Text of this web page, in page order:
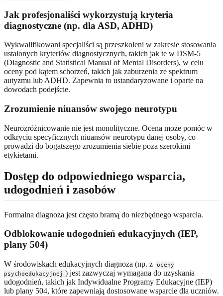
Jak profesjonaliści wykorzystują kryteria
diagnostyczne (np. dla ASD, ADHD)
Wykwalifikowani specjaliści są przeszkoleni w zakresie stosowania
ustalonych kryteriów diagnostycznych, takich jak te w DSM-5
(Diagnostic and Statistical Manual of Mental Disorders), w celu
oceny pod kątem schorzeń, takich jak zaburzenia ze spektrum
autyzmu lub ADHD. Zapewnia to ustandaryzowane i oparte na
dowodach podejście.
Zrozumienie niuansów swojego neurotypu
Neurozróżnicowanie nie jest monolityczne. Ocena może pomóc w
odkryciu specyficznych niuansów neurotypu danej osoby, co
prowadzi do bogatszego zrozumienia siebie poza szerokimi
etykietami.
Dostęp do odpowiedniego wsparcia,
udogodnień i zasobów
Formalna diagnoza jest często bramą do niezbędnego wsparcia.
Odblokowanie udogodnień edukacyjnych (IEP,
plany 504)
W środowiskach edukacyjnych diagnoza (np. z
oceny
psychoedukacyjnej ) jest zazwyczaj wymagana do uzyskania
udogodnień, takich jak Indywidualne Programy Edukacyjne (IEP)
lub plany 504, które zapewniają dostosowane wsparcie dla uczniów.